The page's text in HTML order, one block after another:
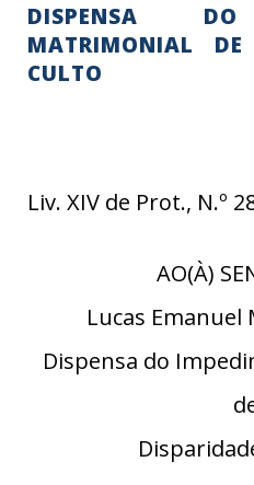
DISPENSA DO
MATRIMONIAL DE
CULTO
Liv. XIV de Prot., N.º
AO(À)
Lucas
Dispensa do